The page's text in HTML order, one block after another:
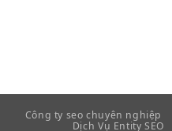
Công ty seo chuyên nghiệp
Dịch Vụ Entity SEO